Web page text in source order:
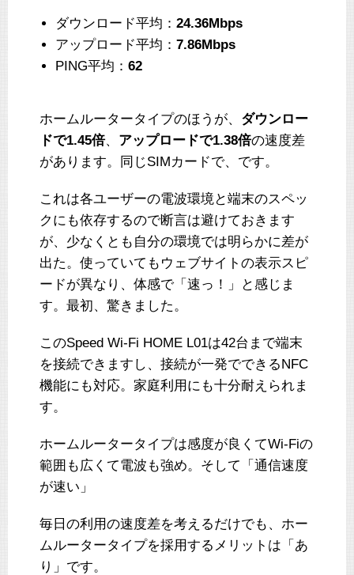
ダウンロード平均： 24.36Mbps
アップロード平均： 7.86Mbps
PING平均： 62
ホームルータータイプのほうが、 ダウンロー
ドで1.45倍、 アップロードで1.38倍の速度差
があります。同じSIMカードで、です。
これは各ユーザーの電波環境と端末のスペッ
クにも依存するので断言は避けておきます
が、少なくとも自分の環境では明らかに差が
出た。使っていてもウェブサイトの表示スピ
ードが異なり、体感で「速っ！」と感じま
す。最初、驚きました。
このSpeed Wi-Fi HOME L01は42台まで端末
を接続できますし、接続が一発でできるNFC
機能にも対応。家庭利用にも十分耐えられま
す。
ホームルータータイプは感度が良くてWi-Fiの
範囲も広くて電波も強め。そして「通信速度
が速い」
毎日の利用の速度差を考えるだけでも、ホー
ムルータータイプを採用するメリットは「あ
り」です。